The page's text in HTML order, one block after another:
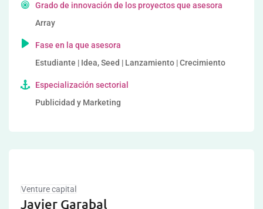
Grado de innovación de los proyectos que asesora
Array
Fase en la que asesora
Estudiante | Idea, Seed | Lanzamiento | Crecimiento
Especialización sectorial
Publicidad y Marketing
Venture capital
Javier Garabal